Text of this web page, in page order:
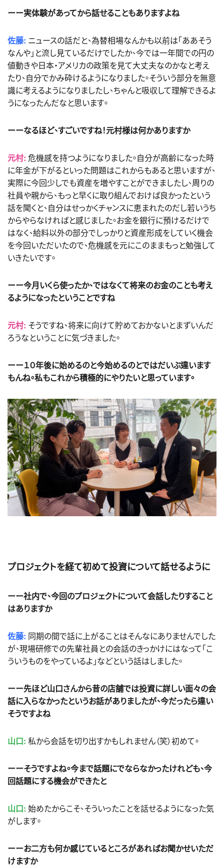
ーー実体験があってから話せることもありますよね
佐藤: ニュースの話だと、為替相場なんかも以前は「ああそう
なんや」と流し見ているだけでしたか、今では一年間での円の
値動きや日本・アメリカの政策を見て大丈夫なのかなと考え
たり、自分でかみ砕けるようになりました。そういう部分を無意
識に考えるようになりましたし、ちゃんと吸収して理解できるよ
うになったんだなと思います。
ーーなるほど、すごいですね！元村様は何かありますか
元村: 危機感を持つようになりました。自分が高齢になった時
に年金が下がるといった問題はこれからもあると思いますが、
実際に今回少しでも資産を増やすことができましたし、周りの
社員や親から、もっと早くに取り組んでおけば良かったという
話を聞くと、自分はせっかくチャンスに恵まれたのだし若いうち
からやらなければと感じました。お金を銀行に預けるだけで
はなく、給料以外の部分でしっかりと資産形成をしていく機会
を今回いただいたので、危機感を元にこのままもっと勉強して
いきたいです。
ーー今月いくら使ったか、ではなくて将来のお金のことも考え
るようになったということですね
元村: そうですね、将来に向けて貯めておかないとまずいんだ
ろうなということに気づきました。
ーー１０年後に始めるのと今始めるのとではだいぶ違います
もんね。私もこれから積極的にやりたいと思っています。
プロジェクトを経て初めて投資について話せるように
ーー社内で、今回のプロジェクトについて会話したりすること
はありますか
佐藤: 同期の間で話に上がることはそんなにありませんでした
が、現場研修での先輩社員との会話のきっかけにはなって「こ
ういうものをやっているよ」などという話はしました。
ーー先ほど山口さんから昔の店舗では投資に詳しい面々の会
話に入らなかったというお話がありましたが、今だったら違い
そうですよね
山口: 私から会話を切り出すかもしれません（笑）初めて。
ーーそうですよね。今まで話題にでならなかったけれども、今
回話題にする機会ができたと
山口: 始めたからこそ、そういったことを話せるようになった気
がします。
ーーお二方も何か感じているところがあればお聞かせいただ
けますか